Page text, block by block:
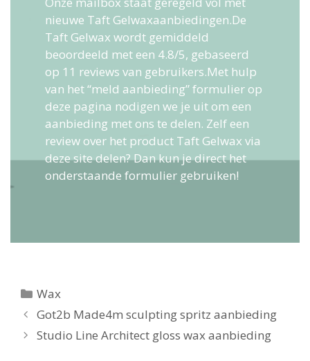
nieuwe Taft Gelwaxaanbiedingen.De
Taft Gelwax wordt gemiddeld
beoordeeld met een 4.8/5, gebaseerd
op 11 reviews van gebruikers.Met hulp
van het “meld aanbieding” formulier op
deze pagina nodigen we je uit om een
aanbieding met ons te delen. Zelf een
review over het product Taft Gelwax via
deze site delen? Dan kun je direct het
onderstaande formulier gebruiken!
Categorieën
Wax
Berichtnavigatie
Got2b Made4m sculpting spritz aanbieding
Studio Line Architect gloss wax aanbieding